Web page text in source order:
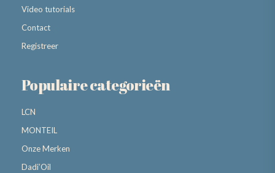
Video tutorials
Contact
Registreer
Populaire categorieën
LCN
MONTEIL
Onze Merken
Dadi’Oil